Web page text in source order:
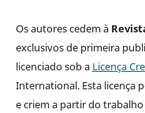
Os autores cedem à
exclusivos de primeira
licenciado sob a Licença
International. Esta licença
e criem a partir do